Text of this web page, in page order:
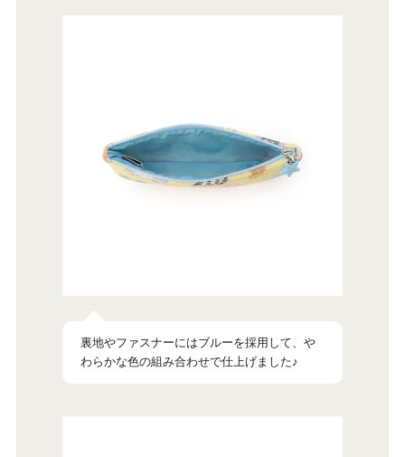
裏地やファスナーにはブルーを採用して、
わらかな色の組み合わせで仕上げました♪